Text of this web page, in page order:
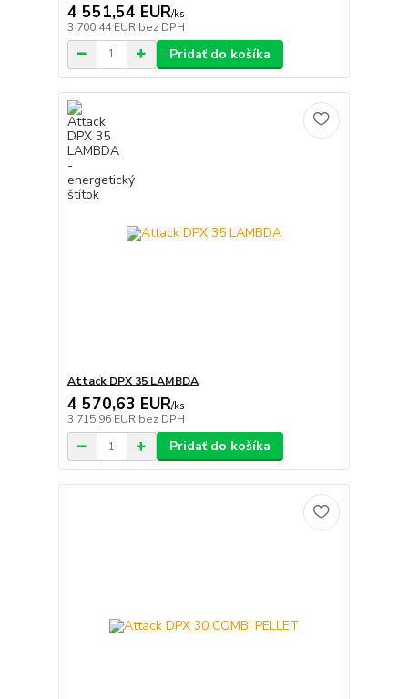
4 551,54 EUR/ks
3 700,44 EUR bez DPH
Pridať do košíka
Attack DPX 35 LAMBDA
4 570,63 EUR/ks
3 715,96 EUR bez DPH
Pridať do košíka